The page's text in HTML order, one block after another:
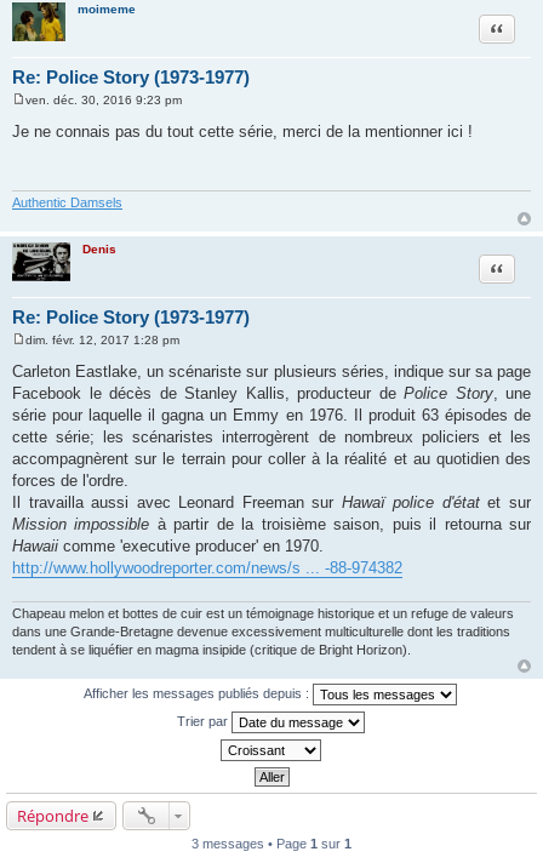
moimeme
Re: Police Story (1973-1977)
Citation
s
e
ven. déc. 30, 2016 9:23 pm
Je ne connais pas du tout cette série, merci de la mentionner ici !
Authentic Damsels
Denis
Re: Police Story (1973-1977)
Citation
e
s
s
a
g
e
dim. févr. 12, 2017 1:28 pm
Carleton Eastlake, un scénariste sur plusieurs séries, indique sur sa page
Facebook le décès de Stanley Kallis, producteur de Police Story, une
série pour laquelle il gagna un Emmy en 1976. Il produit 63 épisodes de
cette série; les scénaristes interrogèrent de nombreux policiers et les
accompagnèrent sur le terrain pour coller à la réalité et au quotidien des
forces de l'ordre.
Il travailla aussi avec Leonard Freeman sur Hawaï police d'étatet sur
Mission impossible à partir de la troisième saison, puis il retourna sur
Hawaii comme 'executive producer' en 1970.
http://www.hollywoodreporter.com/news/s ... -88-974382
Chapeau melon et bottes de cuir est un témoignage historique et un refuge de valeurs
dans une Grande-Bretagne devenue excessivement multiculturelle dont les traditions
tendent à se liquéfier en magma insipide (critique de Bright Horizon).
Afficher les messages publiés depuis :
Trier par
Répondre
3 messages • Page 1 sur 1